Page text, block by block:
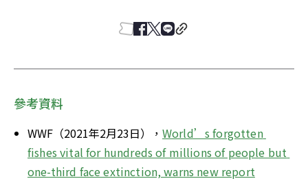
參考資料
WWF（2021年2月23日）， World’s forgotten
fishes vital for hundreds of millions of people but
one-third face extinction, warns new report